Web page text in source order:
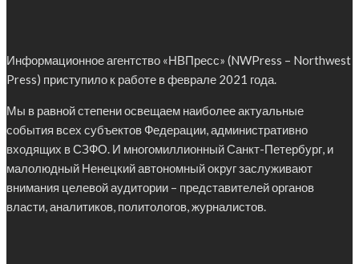
Информационное агентство «НВПресс» (NWPress – Northwest
Press) приступило к работе в феврале 2021 года.
Мы в равной степени освещаем наиболее актуальные
события всех субъектов Федерации, административно
входящих в СЗФО. И многомиллионный Санкт-Петербург, и
малолюдный Ненецкий автономный округ заслуживают
внимания целевой аудитории – представителей органов
власти, аналитиков, политологов, журналистов.